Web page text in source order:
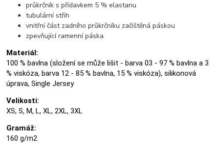
průkrčník s přídavkem 5 % elastanu
tubulární střih
vnitřní část zadního průkrčníku začištěná páskou
zpevňující ramenní páska
Materiál:
100 % bavlna (složení se může lišit - barva 03 - 97 % bavlna a 3
% viskóza, barva 12 - 85 % bavlna, 15 % viskóza), silikonová
úprava, Single Jersey
Velikosti:
XS, S, M, L, XL, 2XL, 3XL
Gramáž:
160 g/m2